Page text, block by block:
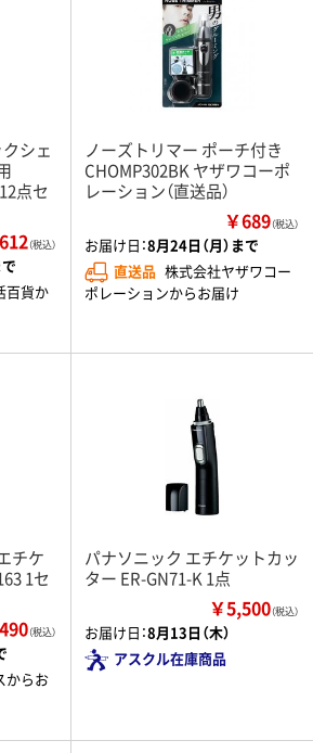
シェ
点セ
（税込）
百貨か
ノーズトリマー ポーチ付き
CHOMP302BK ヤザワコーポ
レーション（直送品）
￥689（税込）
お届け日：8月24日（月）まで
直送品 株式会社ヤザワコー
ポレーションからお届け
チケ
1セ
（税込）
からお
パナソニック エチケットカッ
ター ER-GN71-K 1点
￥5,500（税込）
お届け日：8月13日（木）
アスクル在庫商品